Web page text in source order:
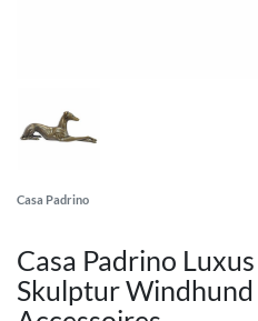
Casa Padrino
Casa Padrino
Skulptur